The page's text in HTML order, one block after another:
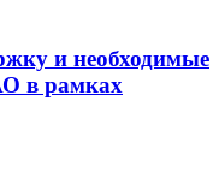
и необходимые
в рамках